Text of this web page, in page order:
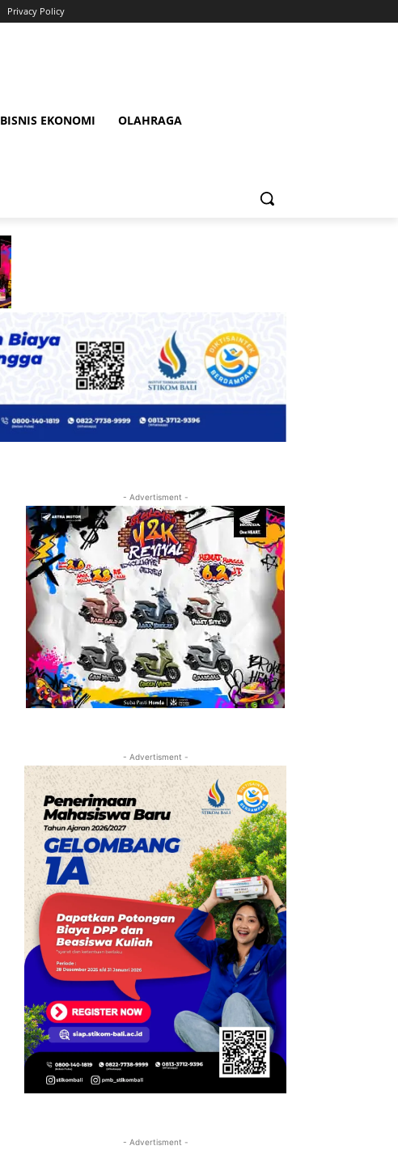
Privacy Policy
BISNIS EKONOMI OLAHRAGA
- Advertisment -
- Advertisment -
- Advertisment -